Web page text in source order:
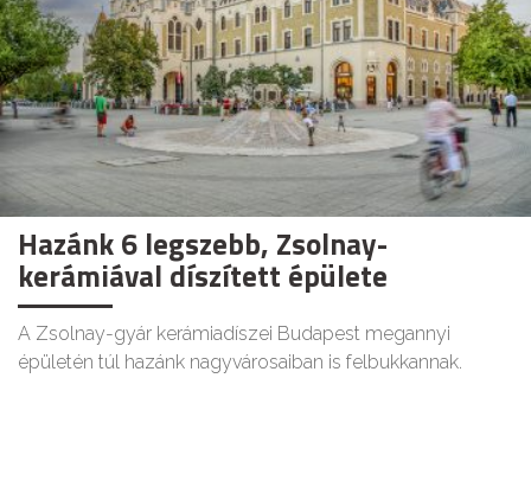
Hazánk 6 legszebb, Zsolnay-
kerámiával díszített épülete
A Zsolnay-gyár kerámiadíszei Budapest megannyi
épületén túl hazánk nagyvárosaiban is felbukkannak.